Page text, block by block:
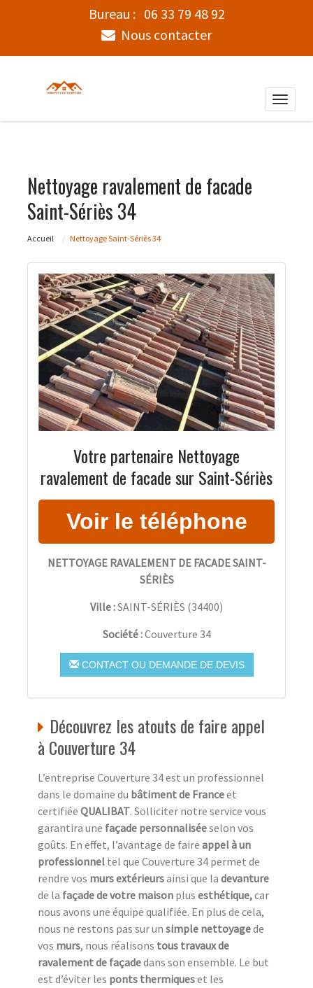
Bureau : 06 33 79 48 92
Nous contacter
Toggle
Nettoyage ravalement de facade
Saint-Sériès 34
Accueil Nettoyage Saint-Sériès 34
Votre partenaire Nettoyage
ravalement de facade sur Saint-Sériès
NETTOYAGE RAVALEMENT DE FACADE SAINT-
SÉRIÈS
Ville :SAINT-SÉRIÈS (34400)
Société :Couverture 34
CONTACT OU DEMANDE DE DEVIS
Découvrez les atouts de faire appel
à Couverture 34
L’entreprise Couverture 34 est un professionnel
dans le domaine du bâtiment de Franceet
certifiée QUALIBAT. Solliciter notre service vous
garantira une façade personnaliséeselon vos
goûts. En effet, l’avantage de faire appel à un
professionnel tel que Couverture 34 permet de
rendre vos murs extérieursainsi que la devanture
de la façade de votre maison plus esthétique,car
nous avons une équipe qualifiée. En plus de cela,
nous ne restons pas sur un simple nettoyagede
vos murs, nous réalisons tous travaux de
ravalement de façadedans son ensemble. Le but
est d’éviter les ponts thermiqueset les